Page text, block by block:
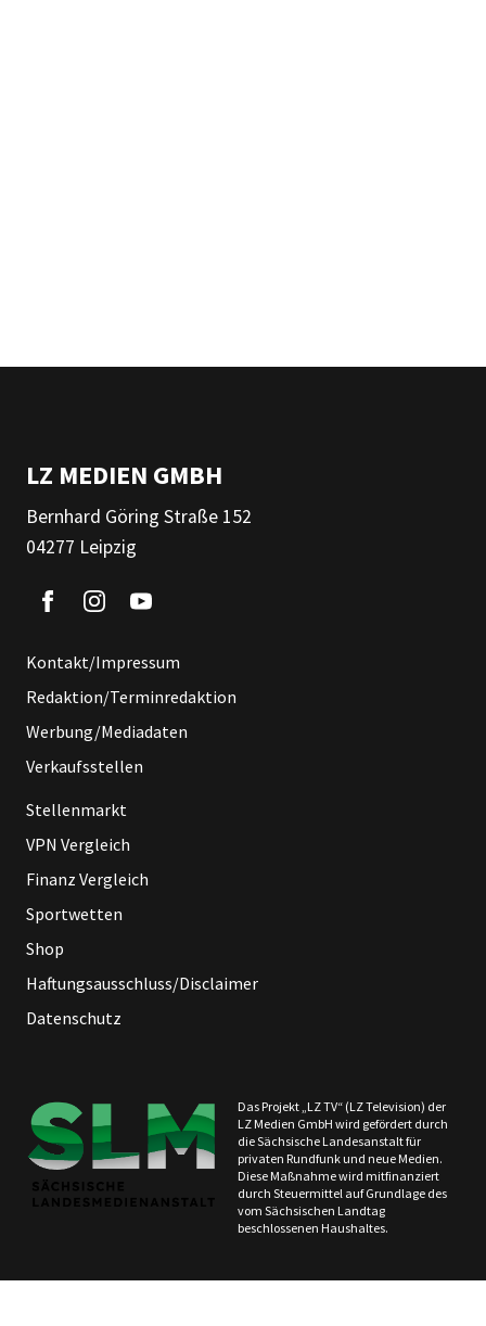
LZ MEDIEN GMBH
Bernhard Göring Straße 152
04277 Leipzig
Kontakt/Impressum
Redaktion/Terminredaktion
Werbung/Mediadaten
Verkaufsstellen
Stellenmarkt
VPN Vergleich
Finanz Vergleich
Sportwetten
Shop
Haftungsausschluss/Disclaimer
Datenschutz
Das Projekt „LZ TV“ (LZ Television) der
LZ Medien GmbH wird gefördert durch
die Sächsische Landesanstalt für
privaten Rundfunk und neue Medien.
Diese Maßnahme wird mitfinanziert
durch Steuermittel auf Grundlage des
vom Sächsischen Landtag
beschlossenen Haushaltes.